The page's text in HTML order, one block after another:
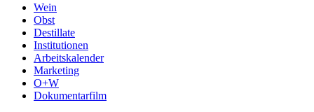
Wein
Obst
Destillate
Institutionen
Arbeitskalender
Marketing
O+W
Dokumentarfilm